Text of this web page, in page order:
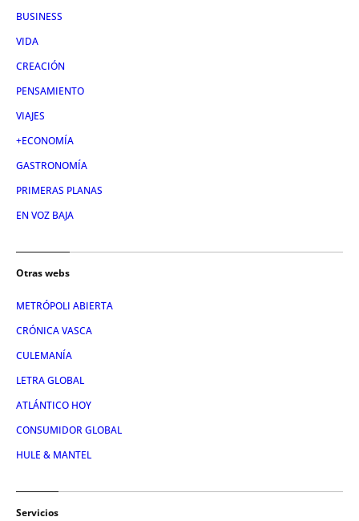
BUSINESS
VIDA
CREACIÓN
PENSAMIENTO
VIAJES
+ECONOMÍA
GASTRONOMÍA
PRIMERAS PLANAS
EN VOZ BAJA
Otras webs
METRÓPOLI ABIERTA
CRÓNICA VASCA
CULEMANÍA
LETRA GLOBAL
ATLÁNTICO HOY
CONSUMIDOR GLOBAL
HULE & MANTEL
Servicios